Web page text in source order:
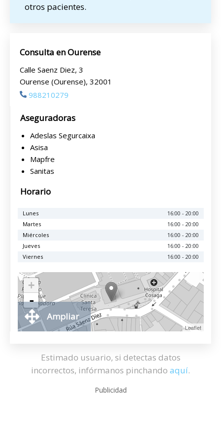
otros pacientes.
Consulta en Ourense
Calle Saenz Diez, 3
Ourense (Ourense), 32001
988210279
Aseguradoras
Adeslas Segurcaixa
Asisa
Mapfre
Sanitas
Horario
Lunes
16:00 - 20:00
Martes
16:00 - 20:00
Miércoles
16:00 - 20:00
Jueves
16:00 - 20:00
Viernes
16:00 - 20:00
+
-
Leaflet
Ampliar
Estimado usuario, si detectas datos
incorrectos, infórmanos pinchando aquí.
Publicidad